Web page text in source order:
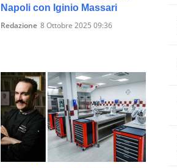
Napoli con Iginio Massari
Redazione 8 Ottobre 2025 09:36